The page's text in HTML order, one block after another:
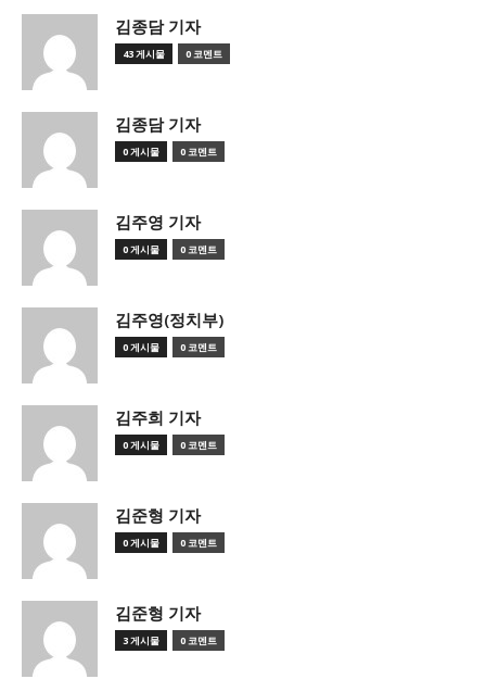
김종담 기자
43 게시물 0 코멘트
김종담 기자
0 게시물 0 코멘트
김주영 기자
0 게시물 0 코멘트
김주영(정치부)
0 게시물 0 코멘트
김주희 기자
0 게시물 0 코멘트
김준형 기자
0 게시물 0 코멘트
김준형 기자
3 게시물 0 코멘트